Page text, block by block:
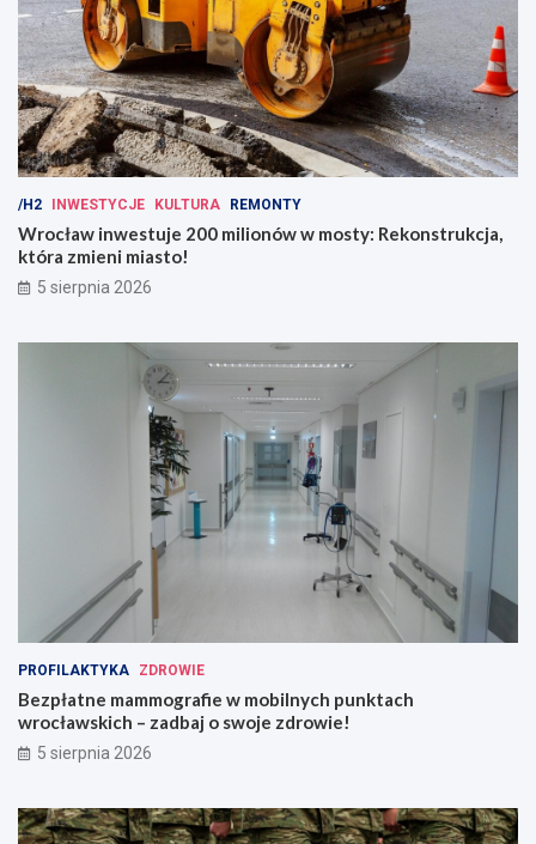
/H2 INWESTYCJE KULTURA REMONTY
Wrocław inwestuje 200 milionów w mosty: Rekonstrukcja,
która zmieni miasto!
5 sierpnia 2026
PROFILAKTYKA ZDROWIE
Bezpłatne mammografie w mobilnych punktach
wrocławskich – zadbaj o swoje zdrowie!
5 sierpnia 2026